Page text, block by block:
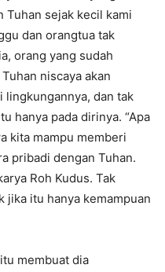
Tuhan sejak kecil kami
dan orangtua tak
orang yang sudah
niscaya akan
lingkungannya, dan tak
hanya pada dirinya. “Apa
kita mampu memberi
pribadi dengan Tuhan.
Roh Kudus. Tak
jika itu hanya kemampuan
membuat dia